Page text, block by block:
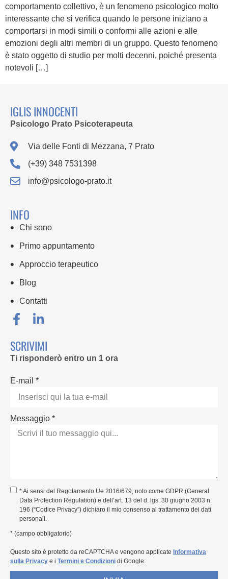
comportamento collettivo, è un fenomeno psicologico molto
interessante che si verifica quando le persone iniziano a
comportarsi in modi simili o conformi alle azioni e alle
emozioni degli altri membri di un gruppo. Questo fenomeno
è stato oggetto di studio per molti decenni, poiché presenta
notevoli […]
IGLIS INNOCENTI
Psicologo Prato Psicoterapeuta
Via delle Fonti di Mezzana, 7 Prato
(+39) 348 7531398
info@psicologo-prato.it
INFO
Chi sono
Primo appuntamento
Approccio terapeutico
Blog
Contatti
SCRIVIMI
Ti risponderò entro un 1 ora
E-mail *
Messaggio *
* Ai sensi del Regolamento Ue 2016/679, noto come GDPR (General
Data Protection Regulation) e dell’art. 13 del d. lgs. 30 giugno 2003 n.
196 (“Codice Privacy”) dichiaro il mio consenso al trattamento dei dati
personali.
* (campo obbligatorio)
Questo sito è protetto da reCAPTCHA e vengono applicate Informativa
sulla Privacy e i Termini e Condizioni di Google.